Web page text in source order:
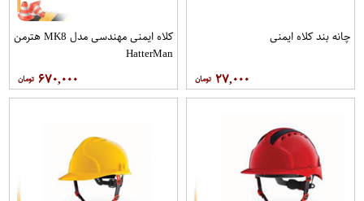
چانه بند کلاه ایمنی
۲۷,۰۰۰
کلاه ایمنی مهندسی مدل MK8 هترمن
HatterMan
۶۷۰,۰۰۰